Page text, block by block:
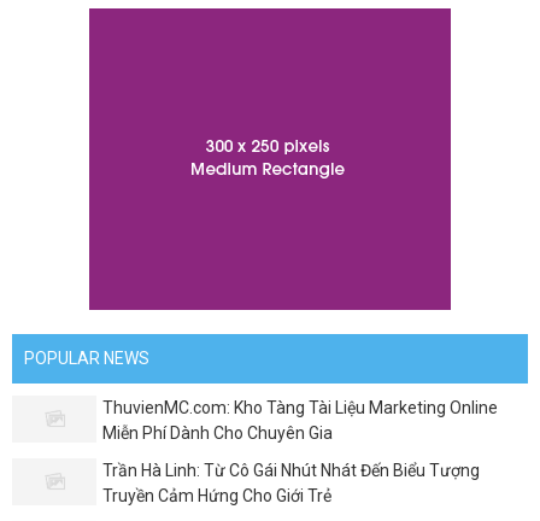
POPULAR NEWS
ThuvienMC.com: Kho Tàng Tài Liệu Marketing Online
Miễn Phí Dành Cho Chuyên Gia
Trần Hà Linh: Từ Cô Gái Nhút Nhát Đến Biểu Tượng
Truyền Cảm Hứng Cho Giới Trẻ